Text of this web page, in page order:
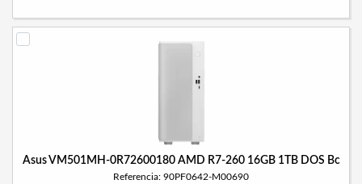
Asus VM501MH-0R72600180 AMD R7-260 16GB 1TB DOS Bc
Referencia: 90PF0642-M00690